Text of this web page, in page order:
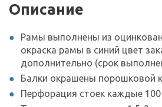
Описание
Рамы выполнены из
окраска рамы в синий цвет
дополнительно (срок
Балки окрашены порошковой
Перфорация стоек каждые